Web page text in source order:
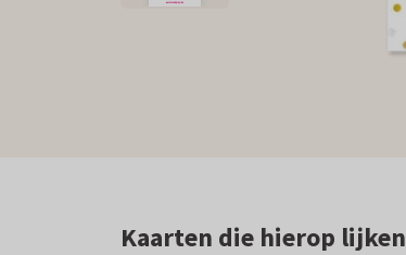
Kaarten die hierop lijken